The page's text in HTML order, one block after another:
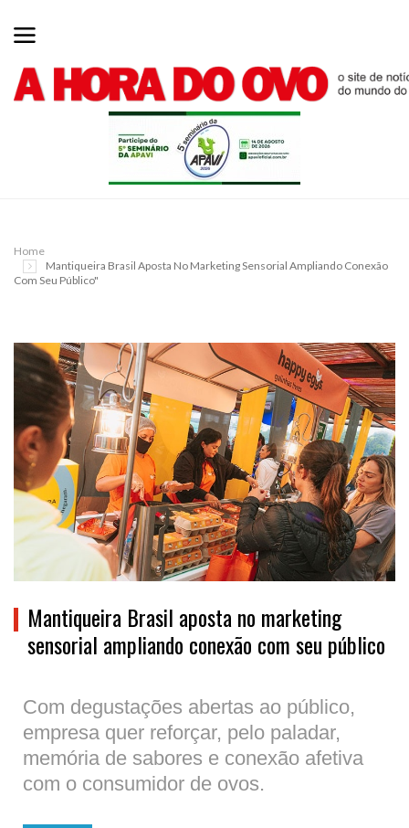
Home
Mantiqueira Brasil Aposta No Marketing Sensorial Ampliando Conexão
Com Seu Público"
Mantiqueira Brasil aposta no marketing
sensorial ampliando conexão com seu público
Com degustações abertas ao público,
empresa quer reforçar, pelo paladar,
memória de sabores e conexão afetiva
com o consumidor de ovos.